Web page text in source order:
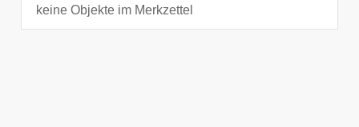
keine Objekte im Merkzettel